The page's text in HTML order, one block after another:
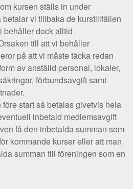
kursen ställs in under
betalar vi tillbaka de kurstillfällen
behåller dock alltid
till att vi behåller
på att vi måste täcka redan
av anställd personal, lokaler,
förbundsavgift samt
start så betalas givetvis hela
inbetald medlemsavgift
få den inbetalda summan som
kommande kurser eller att man
summan till föreningen som en